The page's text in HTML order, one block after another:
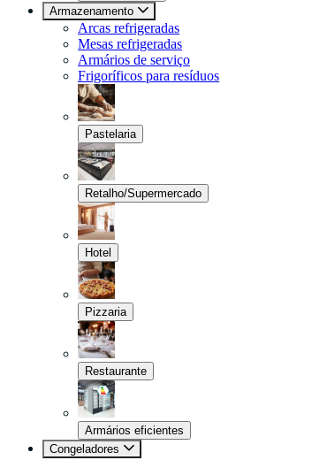
Armazenamento
Arcas refrigeradas
Mesas refrigeradas
Armários de serviço
Frigoríficos para resíduos
Pastelaria
Retalho/Supermercado
Hotel
Pizzaria
Restaurante
Armários eficientes
Congeladores